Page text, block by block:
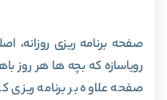
صفحه برنامه ریزی روزانه،
رویاسازه که بچه ها هر روز
صفحه علاوه بر برنامه ریزی